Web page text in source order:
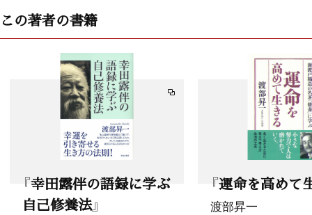
この著者の書籍
『幸田露伴の語録に学ぶ
自己修養法』
『運命を高めて
渡部昇一